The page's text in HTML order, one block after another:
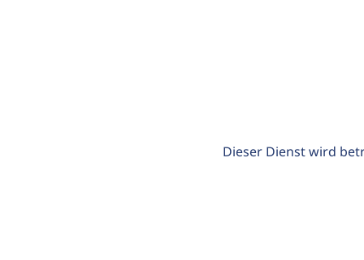
Dieser Dienst wird